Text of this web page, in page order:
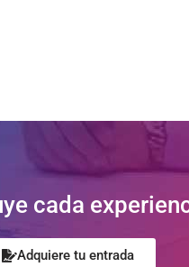
cada
Adquiere tu entrada